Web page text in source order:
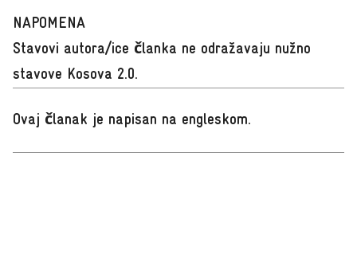
NAPOMENA
Stavovi autora/ice članka ne odražavaju nužno
stavove Kosova 2.0.
Ovaj članak je napisan na engleskom.